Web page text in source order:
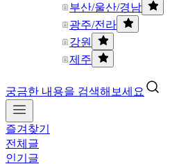
부산/울산/경남
광주/전라
강원
제주
궁금한 내용을 검색해보세요
즐겨찾기
전체글
인기글